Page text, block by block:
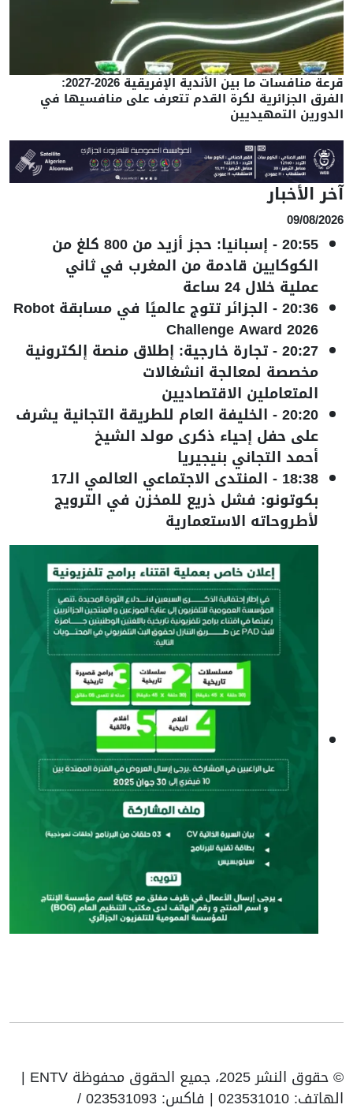
قرعة منافسات ما بين الأندية الإفريقية 2026-2027:
الفرق الجزائرية لكرة القدم تتعرف على منافسيها في
الدورين التمهيديين
آخر الأخبار
09/08/2026
20:55
- إسبانيا: حجز أزيد من 800 كلغ من
الكوكايين قادمة من المغرب في ثاني
عملية خلال 24 ساعة
20:36
- الجزائر تتوج عالميًا في مسابقة Robot
Challenge Award 2026
20:27
-تجارة خارجية: إطلاق منصة إلكترونية
مخصصة لمعالجة انشغالات
المتعاملين الاقتصاديين
20:20
- الخليفة العام للطريقة التجانية يشرف
على حفل إحياء ذكرى مولد الشيخ
أحمد التجاني بنيجيريا
18:38
- المنتدى الاجتماعي العالمي الـ17
بكوتونو: فشل ذريع للمخزن في الترويج
لأطروحاته الاستعمارية
© حقوق النشر 2025، جميع الحقوق محفوظة ENTV |
الهاتف: 023531010 | فاكس: 023531093 /